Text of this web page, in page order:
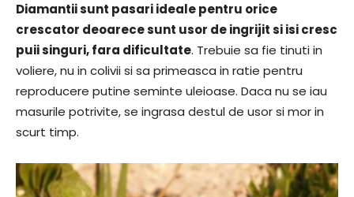
Diamantii sunt pasari ideale pentru orice
crescator deoarece sunt usor de ingrijit si isi cresc
puii singuri, fara dificultate. Trebuie sa fie tinuti in
voliere, nu in colivii si sa primeasca in ratie pentru
reproducere putine seminte uleioase. Daca nu se iau
masurile potrivite, se ingrasa destul de usor si mor in
scurt timp.